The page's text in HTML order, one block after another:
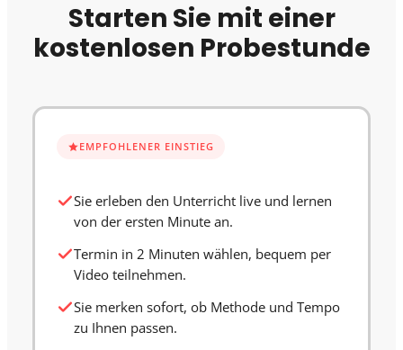
Starten Sie mit einer
kostenlosen Probestunde
EMPFOHLENER EINSTIEG
Sie erleben den Unterricht live und lernen
von der ersten Minute an.
Termin in 2 Minuten wählen, bequem per
Video teilnehmen.
Sie merken sofort, ob Methode und Tempo
zu Ihnen passen.